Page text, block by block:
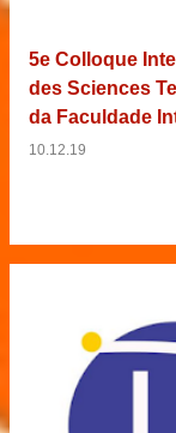
5e Colloque
des Sciences
da Faculdade
10.12.19